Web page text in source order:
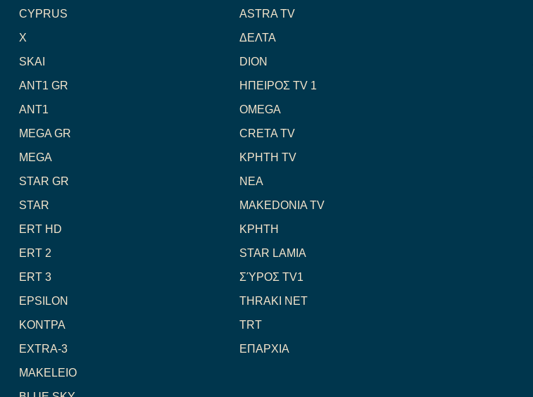
CYPRUS
X
SKAI
ANT1 GR
ANT1
MEGA GR
MEGA
STAR GR
STAR
ERT HD
ERT 2
ERT 3
EPSILON
ΚΟΝΤΡΑ
EXTRA-3
MAKELEIO
ASTRA TV
ΔΕΛΤΑ
DION
ΗΠΕΙΡΟΣ TV 1
OMEGA
CRETA TV
ΚΡΗΤΗ TV
NEA
MAKEDONIA TV
ΚΡΗΤΗ
STAR LAMIA
ΣΎΡΟΣ TV1
THRAKI NET
TRT
ΕΠΑΡΧΙΑ